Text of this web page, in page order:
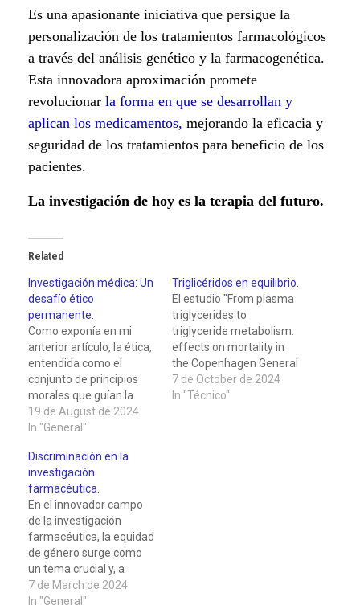
f
i
c
a
e
n
s
p
a
ñ
a
.
Es una apasionante iniciativa que persigue la
personalización de los tratamientos farmacológicos
a través del análisis genético y la farmacogenética.
Esta innovadora aproximación promete
revolucionar la forma en que se desarrollan y
aplican los medicamentos, mejorando la eficacia y
seguridad de los tratamientos para beneficio de los
pacientes.
La investigación de hoy es la terapia del futuro.
Related
Investigación médica: Un
desafío ético
permanente.
Como exponía en mi
anterior artículo, la ética,
entendida como el
conjunto de principios
morales que guían la
conducta humana, es un
ejercicio continuo de
los principios que guían
nuestras acciones. Este
enfoque es
particularmente
relevante en la
investigación científica,
donde las decisiones
éticas no solo…
19 de August de 2024
In "General"
Triglicéridos en equilibrio.
El estudio "From plasma
triglycerides to
triglyceride metabolism:
effects on mortality in
the Copenhagen General
Population Study" arroja
luz sobre la relación
7 de October de 2024
In "Técnico"
Discriminación en la
investigación
farmacéutica.
En el innovador campo
de la investigación
farmacéutica, la equidad
de género surge como
un tema crucial y, a
menudo, pasado por
alto. A lo largo de la
7 de March de 2024
In "General"